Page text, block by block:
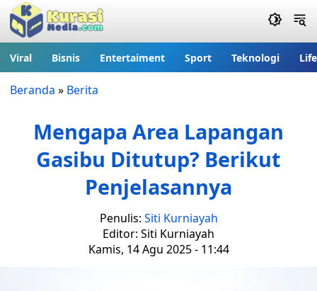
Viral Bisnis Entertaiment Sport Teknologi
Beranda » Berita
Mengapa Area Lapangan
Gasibu Ditutup? Berikut
Penjelasannya
Penulis: Siti Kurniayah
Editor: Siti Kurniayah
Kamis, 14 Agu 2025 - 11:44